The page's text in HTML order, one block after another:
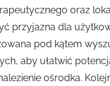
oraz
przyjazna dla
pod kątem
aby ułatwić
ośrodka.